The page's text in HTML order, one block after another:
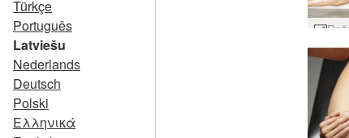
Türkçe
Português
Latviešu
Nederlands
Deutsch
Polski
Ελληνικά